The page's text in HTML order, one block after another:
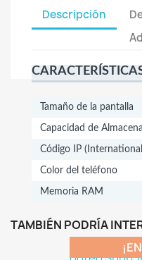
Descripción
Tamaño de la pantalla
Capacidad de
Código IP
Color del teléfono
Memoria RAM
TAMBIÉN PODRÍA